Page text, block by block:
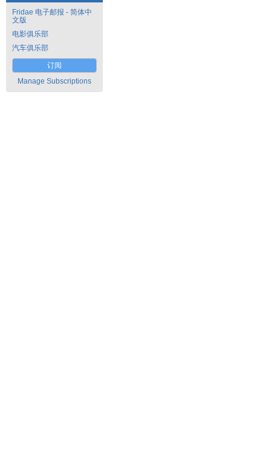
Fridae 电子邮报 - 简体中
文版
电影俱乐部
汽车俱乐部
订阅
Manage Subscriptions